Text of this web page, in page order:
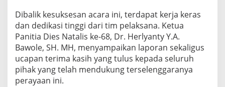
Dibalik kesuksesan acara ini, terdapat kerja keras
dan dedikasi tinggi dari tim pelaksana. Ketua
Panitia Dies Natalis ke-68, Dr. Herlyanty Y.A.
Bawole, SH. MH, menyampaikan laporan sekaligus
ucapan terima kasih yang tulus kepada seluruh
pihak yang telah mendukung terselenggaranya
perayaan ini.